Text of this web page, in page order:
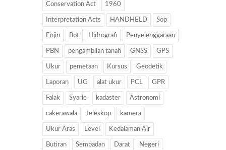
Conservation Act 1960
Interpretation Acts HANDHELD Sop
Enjin Bot Hidrografi Penyelenggaraan
PBN pengambilan tanah GNSS GPS
Ukur pemetaan Kursus Geodetik
Laporan UG alat ukur PCL GPR
Falak Syarie kadaster Astronomi
cakerawala teleskop kamera
Ukur Aras Level Kedalaman Air
Butiran Sempadan Darat Negeri